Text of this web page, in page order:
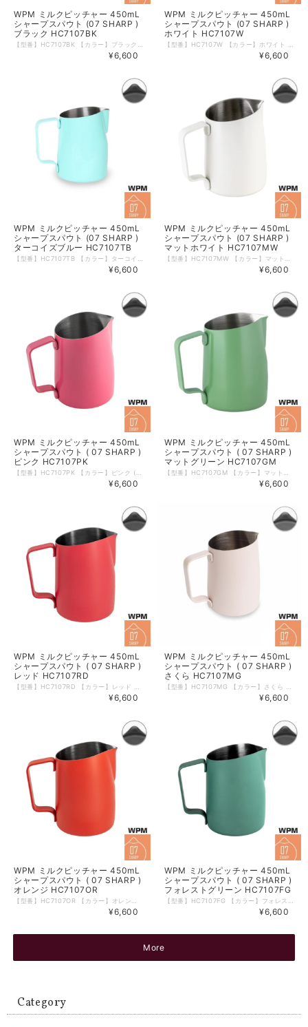
WPM ミルクピッチャー 450mL
シャープスパウト (07 SHARP )
ブラック HC7107BK
¥6,600
WPM ミルクピッチャー 450mL
シャープスパウト (07 SHARP )
ホワイト HC7107W
¥6,600
WPM ミルクピッチャー 450mL
シャープスパウト (07 SHARP )
ターコイズブルー HC7107TB
¥6,600
WPM ミルクピッチャー 450mL
シャープスパウト (07 SHARP )
マットホワイト HC7107MW
¥6,600
WPM ミルクピッチャー 450mL
シャープスパウト ( 07 SHARP )
ピンク HC7107PK
¥6,600
WPM ミルクピッチャー 450mL
シャープスパウト ( 07 SHARP )
マットグリーン HC7107GM
¥6,600
WPM ミルクピッチャー 450mL
シャープスパウト ( 07 SHARP )
レッド HC7107RD
¥6,600
WPM ミルクピッチャー 450mL
シャープスパウト ( 07 SHARP )
さくら HC7107MG
¥6,600
WPM ミルクピッチャー 450mL
シャープスパウト ( 07 SHARP )
オレンジ HC7107OR
¥6,600
WPM ミルクピッチャー 450mL
シャープスパウト ( 07 SHARP )
フォレストグリーン HC7107FG
¥6,600
More
Category